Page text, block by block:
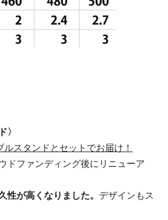
〉
スタンドとセットでお届け！
ドファンディング後にリニューア
性が高くなりました。 デザインもス